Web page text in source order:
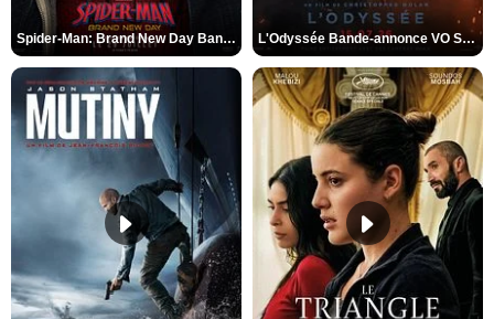
Spider-Man: Brand New Day Bande-annonce VO STFR L'Odyssée Bande-annonce VO STFR